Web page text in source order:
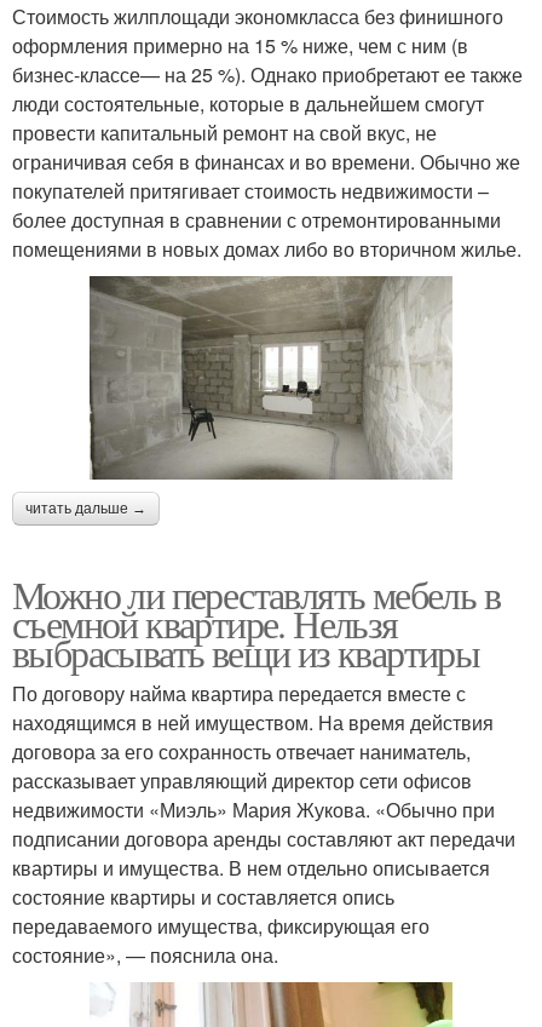
Стоимость жилплощади экономкласса без финишного
оформления примерно на 15 % ниже, чем с ним (в
бизнес-классе— на 25 %). Однако приобретают ее также
люди состоятельные, которые в дальнейшем смогут
провести капитальный ремонт на свой вкус, не
ограничивая себя в финансах и во времени. Обычно же
покупателей притягивает стоимость недвижимости –
более доступная в сравнении с отремонтированными
помещениями в новых домах либо во вторичном жилье.
читать дальше →
Можно ли переставлять мебель в
съемной квартире. Нельзя
выбрасывать вещи из квартиры
По договору найма квартира передается вместе с
находящимся в ней имуществом. На время действия
договора за его сохранность отвечает наниматель,
рассказывает управляющий директор сети офисов
недвижимости «Миэль» Мария Жукова. «Обычно при
подписании договора аренды составляют акт передачи
квартиры и имущества. В нем отдельно описывается
состояние квартиры и составляется опись
передаваемого имущества, фиксирующая его
состояние», — пояснила она.